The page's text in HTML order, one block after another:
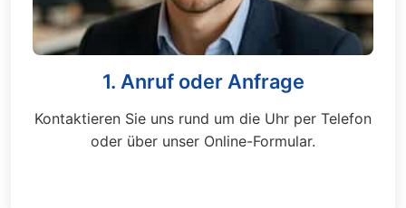
1. Anruf oder Anfrage
Kontaktieren Sie uns rund um die Uhr per Telefon
oder über unser Online-Formular.